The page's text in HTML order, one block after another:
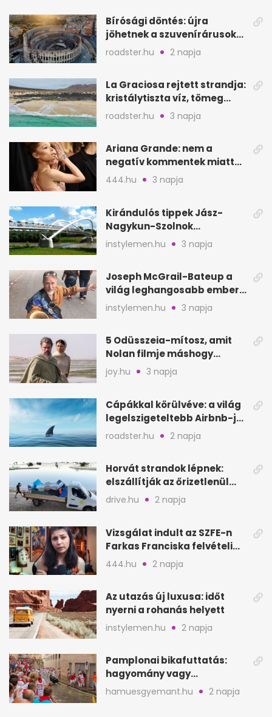
Bírósági döntés: újra
jöhetnek a szuvenírárusok
Európa ikonikus helyére
roadster.hu 2 napja
La Graciosa rejtett strandja:
kristálytiszta víz, tömeg
nélkül
roadster.hu 3 napja
Ariana Grande: nem a
negatív kommentek miatt
vonul vissza
444.hu 3 napja
Kirándulós tippek Jász-
Nagykun-Szolnok
megyében: 6 kihagyhatatlan
hely
instylemen.hu 3 napja
Joseph McGrail-Bateup a
világ leghangosabb embere
lett Ausztráliából
instylemen.hu 3 napja
5 Odüsszeia-mítosz, amit
Nolan filmje máshogy
mutat, mint Homérosz
joy.hu 3 napja
Cápákkal körülvéve: a világ
legelszigeteltebb Airbnb-je
a nyílt tengeren
roadster.hu 2 napja
Horvát strandok lépnek:
elszállítják az őrizetlenül
hagyott törölközőket
drive.hu 2 napja
Vizsgálat indult az SZFE-n
Farkas Franciska felvételi
videója után
444.hu 2 napja
Az utazás új luxusa: időt
nyerni a rohanás helyett
instylemen.hu 2 napja
Pamplonai bikafuttatás:
hagyomány vagy
értelmetlen vérontás?
hamuesgyemant.hu 2 napja